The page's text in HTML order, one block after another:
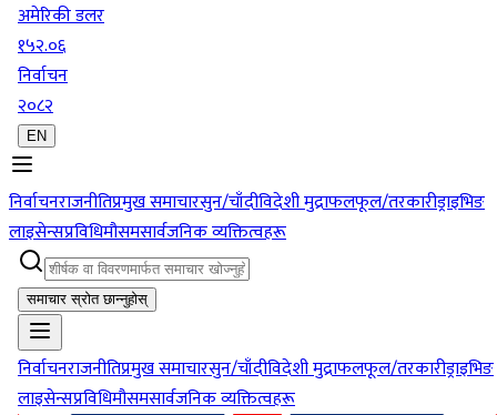
अमेरिकी डलर
१५२.०६
निर्वाचन
२०८२
EN
निर्वाचनराजनीतिप्रमुख समाचारसुन/चाँदीविदेशी मुद्राफलफूल/तरकारीड्राइभिङ
लाइसेन्सप्रविधिमौसमसार्वजनिक व्यक्तित्वहरू
समाचार स्रोत छान्नुहोस्
निर्वाचनराजनीतिप्रमुख समाचारसुन/चाँदीविदेशी मुद्राफलफूल/तरकारीड्राइभिङ
लाइसेन्सप्रविधिमौसमसार्वजनिक व्यक्तित्वहरू